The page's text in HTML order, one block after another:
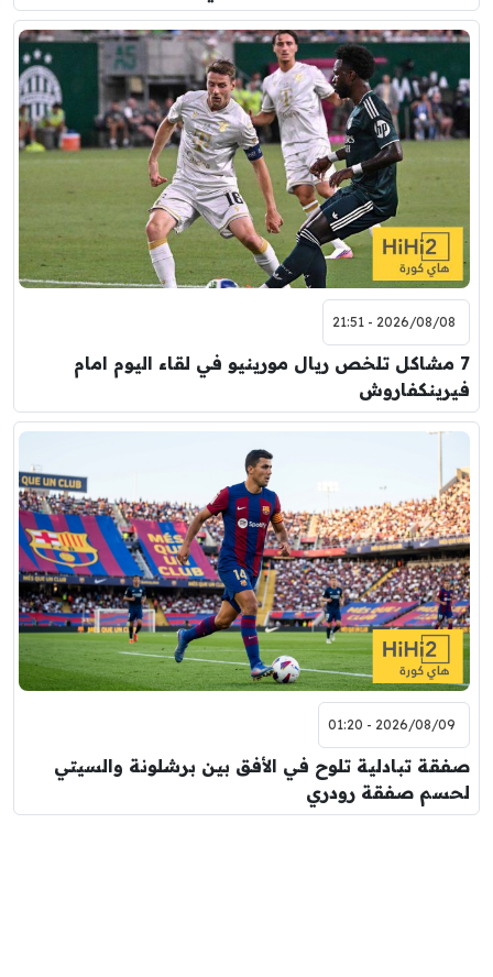
2026/08/08 - 21:51
7 مشاكل تلخص ريال مورينيو في لقاء اليوم امام
فيرينكفاروش
2026/08/09 - 01:20
صفقة تبادلية تلوح في الأفق بين برشلونة والسيتي
لحسم صفقة رودري